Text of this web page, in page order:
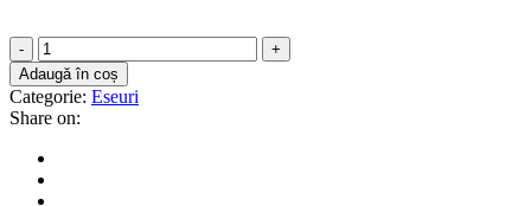
Atunci
nimeni
nu
s-
a
tocmit/
Back
then
Adaugă în coș
Categorie: Eseuri
Share on: